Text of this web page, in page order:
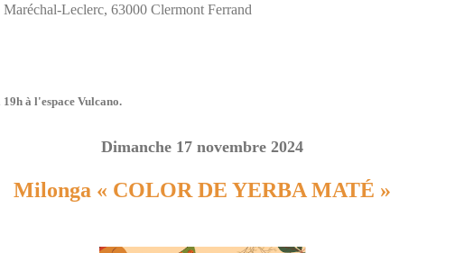
Leclerc, 63000 Clermont Ferrand
à l'espace Vulcano.
Dimanche 17 novembre 2024
Milonga « COLOR DE YERBA MATÉ »